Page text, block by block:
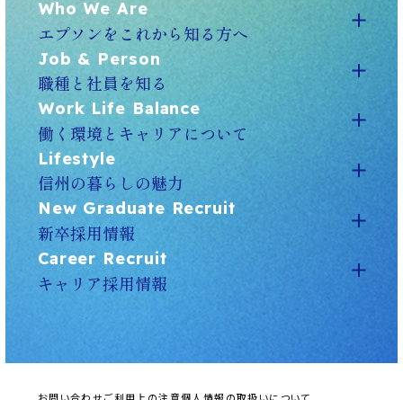
Who We Are
エプソンをこれから知る方へ
Job & Person
職種と社員を知る
Work Life Balance
働く環境とキャリアについて
Lifestyle
信州の暮らしの魅力
New Graduate Recruit
新卒採用情報
Career Recruit
キャリア採用情報
お問い合わせご利用上の注意個人情報の取扱いについて